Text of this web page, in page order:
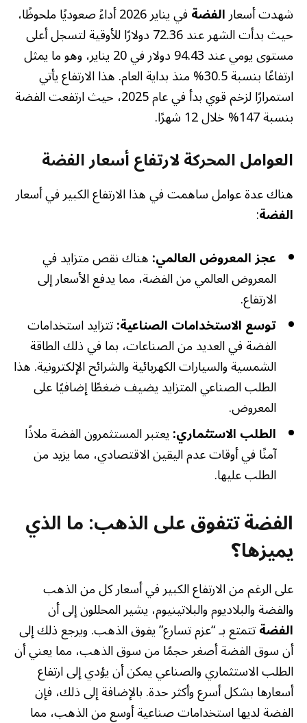
شهدت أسعارالفضة في يناير 2026 أداءً صعوديًا ملحوظًا،
حيث بدأت الشهر عند 72.36 دولارًا للأوقية لتسجل أعلى
مستوى يومي عند 94.43 دولار في 20 يناير، وهو ما يمثل
ارتفاعًا بنسبة 30.5% منذ بداية العام. هذا الارتفاع يأتي
استمرارًا لزخم قوي بدأ في عام 2025، حيث ارتفعت الفضة
بنسبة 147% خلال 12 شهرًا.
العوامل المحركة لارتفاع أسعار الفضة
هناك عدة عوامل ساهمت في هذا الارتفاع الكبير في أسعار
الفضة:
عجز المعروض العالمي:هناك نقص متزايد في
المعروض العالمي من الفضة، مما يدفع الأسعار إلى
الارتفاع.
توسع الاستخدامات الصناعية:تتزايد استخدامات
الفضة في العديد من الصناعات، بما في ذلك الطاقة
الشمسية والسيارات الكهربائية والشرائح الإلكترونية. هذا
الطلب الصناعي المتزايد يضيف ضغطًا إضافيًا على
المعروض.
الطلب الاستثماري:يعتبر المستثمرون الفضة ملاذًا
آمنًا في أوقات عدم اليقين الاقتصادي، مما يزيد من
الطلب عليها.
الفضة تتفوق على الذهب: ما الذي
يميزها؟
على الرغم من الارتفاع الكبير في أسعار كل من الذهب
والفضة والبلاديوم والبلاتينيوم، يشير المحللون إلى أن
الفضةتتمتع بـ “عزم تسارع” يفوق الذهب. ويرجع ذلك إلى
أن سوق الفضة أصغر حجمًا من سوق الذهب، مما يعني أن
الطلب الاستثماري والصناعي يمكن أن يؤدي إلى ارتفاع
أسعارها بشكل أسرع وأكثر حدة. بالإضافة إلى ذلك، فإن
الفضة لديها استخدامات صناعية أوسع من الذهب، مما